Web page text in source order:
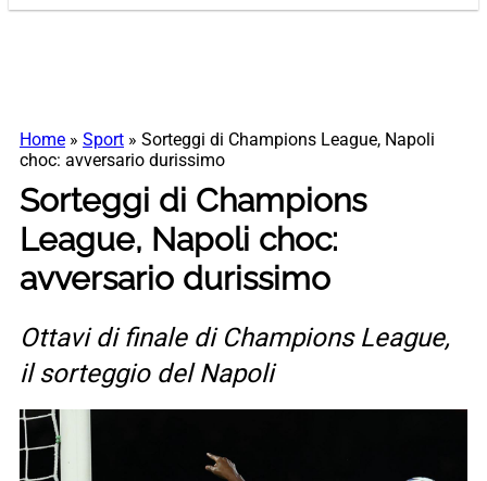
Home » Sport » Sorteggi di Champions League, Napoli
choc: avversario durissimo
Sorteggi di Champions
League, Napoli choc:
avversario durissimo
Ottavi di finale di Champions League,
il sorteggio del Napoli